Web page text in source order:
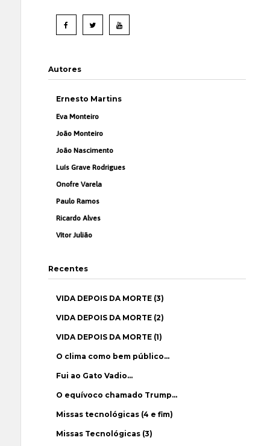
Autores
Ernesto Martins
Eva Monteiro
João Monteiro
João Nascimento
Luís Grave Rodrigues
Onofre Varela
Paulo Ramos
Ricardo Alves
Vítor Julião
Recentes
VIDA DEPOIS DA MORTE (3)
VIDA DEPOIS DA MORTE (2)
VIDA DEPOIS DA MORTE (1)
O clima como bem público…
Fui ao Gato Vadio…
O equívoco chamado Trump…
Missas tecnológicas (4 e fim)
Missas Tecnológicas (3)